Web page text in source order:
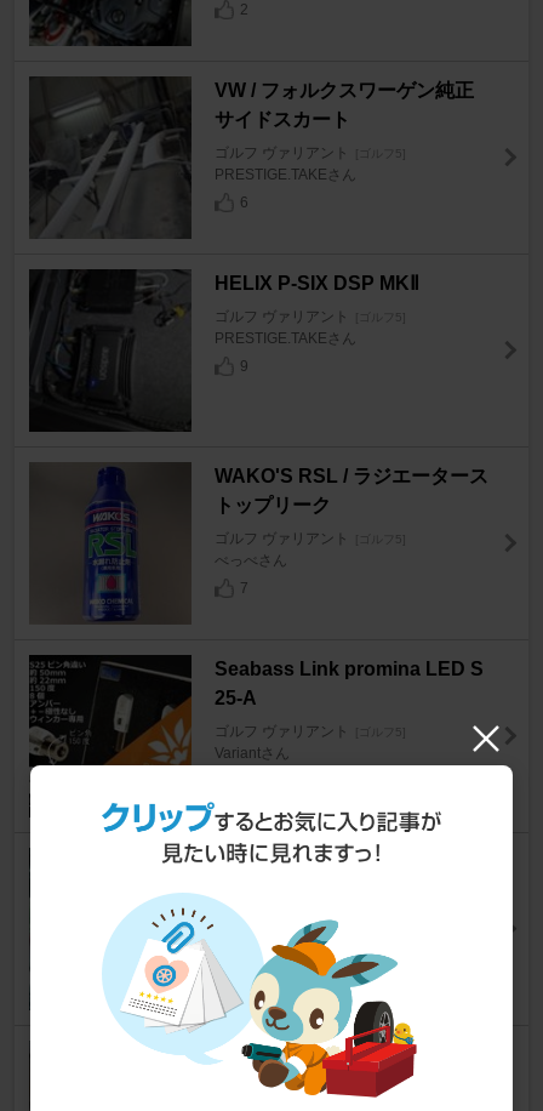
2
VW / フォルクスワーゲン純正
サイドスカート
ゴルフ ヴァリアント [ゴルフ5]
PRESTIGE.TAKEさん
6
HELIX P-SIX DSP MKⅡ
ゴルフ ヴァリアント [ゴルフ5]
PRESTIGE.TAKEさん
9
WAKO'S RSL / ラジエータース
トップリーク
ゴルフ ヴァリアント [ゴルフ5]
べっべさん
7
Seabass Link promina LED S
25-A
ゴルフ ヴァリアント [ゴルフ5]
Variantさん
NAPOLEX Broadway チョット
ゴルフ ヴァリアント
VWZZZ1K5さん
αチューン 調整式スタビリン